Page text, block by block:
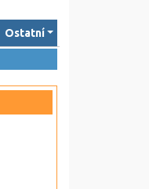
Ostatní